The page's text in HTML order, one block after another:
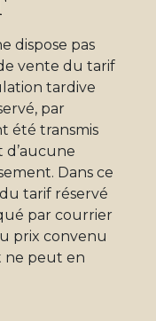
dispose pas
vente du tarif
tardive
par
été transmis
d’aucune
Dans ce
tarif réservé
par courrier
prix convenu
ne peut en